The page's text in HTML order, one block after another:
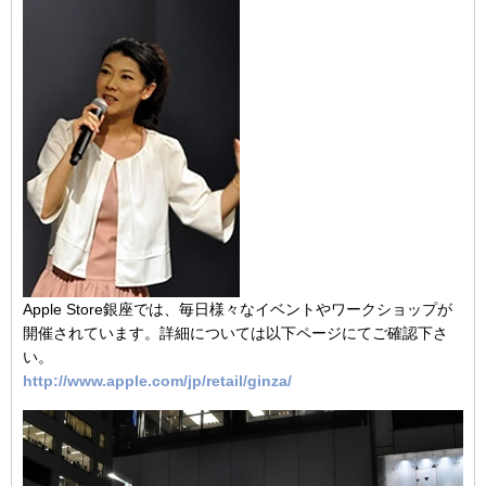
Apple Store銀座では、毎日様々なイベントやワークショップが
開催されています。詳細については以下ページにてご確認下さ
い。
http://www.apple.com/jp/retail/ginza/